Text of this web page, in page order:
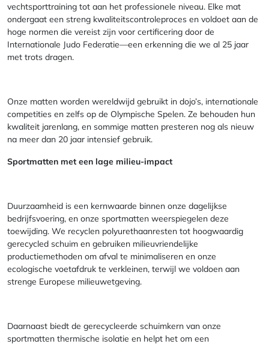
vechtsporttraining tot aan het professionele niveau. Elke mat
ondergaat een streng kwaliteitscontroleproces en voldoet aan de
hoge normen die vereist zijn voor certificering door de
Internationale Judo Federatie—een erkenning die we al 25 jaar
met trots dragen.
Onze matten worden wereldwijd gebruikt in dojo’s, internationale
competities en zelfs op de Olympische Spelen. Ze behouden hun
kwaliteit jarenlang, en sommige matten presteren nog als nieuw
na meer dan 20 jaar intensief gebruik.
Sportmatten met een lage milieu-impact
Duurzaamheid is een kernwaarde binnen onze dagelijkse
bedrijfsvoering, en onze sportmatten weerspiegelen deze
toewijding. We recyclen polyurethaanresten tot hoogwaardig
gerecycled schuim en gebruiken milieuvriendelijke
productiemethoden om afval te minimaliseren en onze
ecologische voetafdruk te verkleinen, terwijl we voldoen aan
strenge Europese milieuwetgeving.
Daarnaast biedt de gerecycleerde schuimkern van onze
sportmatten thermische isolatie en helpt het om een